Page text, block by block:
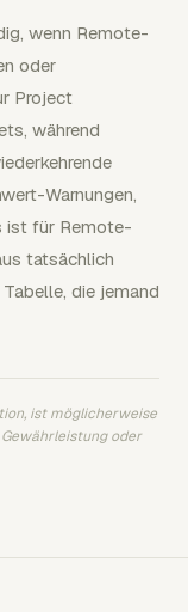
wenn Remote-
oder
Project
während
Warnungen,
ist für Remote-
tatsächlich
die jemand
ist möglicherweise
oder